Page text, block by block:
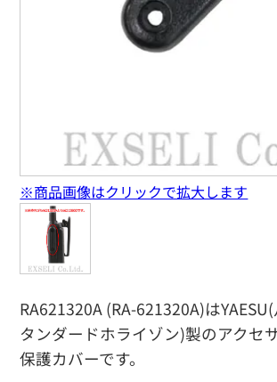
RA621320A (RA-621320A)は
タンダードホライゾン)製のアクセ
保護カバーです。
※商品画像はクリックで拡大します